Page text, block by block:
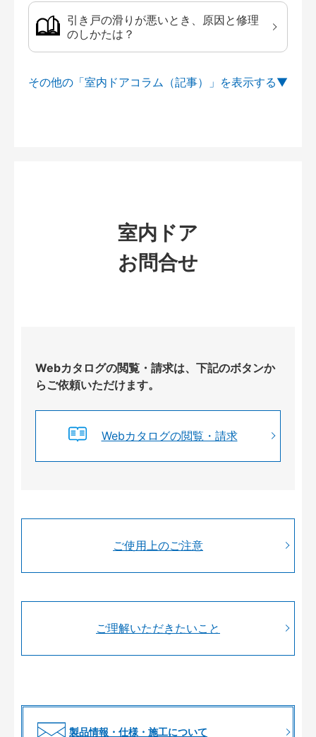
引き戸の滑りが悪いとき、原因と修理
のしかたは？
その他の「室内ドアコラム（記事）」を
室内ドア
お問合せ
Webカタログの閲覧・請求は、下記のボタンか
らご依頼いただけます。
Webカタログの閲覧・請求
ご使用上のご注意
ご理解いただきたいこと
製品情報・仕様・施工について